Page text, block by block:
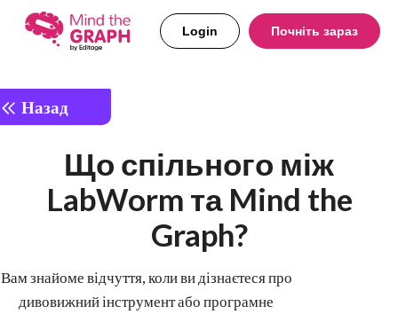
Login Почніть зараз
Назад
Що спільного між
LabWorm та Mind the
Graph?
Вам знайоме відчуття, коли ви дізнаєтеся про
дивовижний інструмент або програмне